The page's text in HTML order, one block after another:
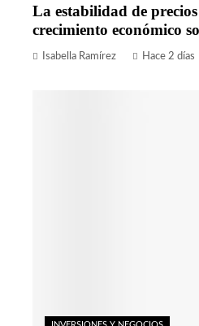
La estabilidad de
crecimiento económico
Isabella Ramírez Hace 2 días